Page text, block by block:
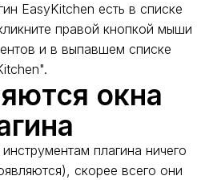
EasyKitchen есть в списке
правой кнопкой мыши
и в выпавшем списке
окна
плагина ничего
скорее всего они